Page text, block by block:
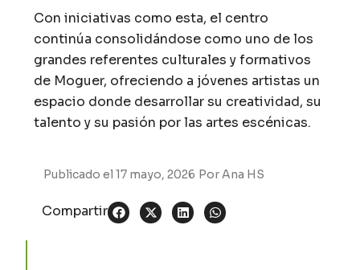
Con iniciativas como esta, el centro
continúa consolidándose como uno de los
grandes referentes culturales y formativos
de Moguer, ofreciendo a jóvenes artistas un
espacio donde desarrollar su creatividad, su
talento y su pasión por las artes escénicas.
Publicado el17 mayo, 2026 PorAna HS
Compartir